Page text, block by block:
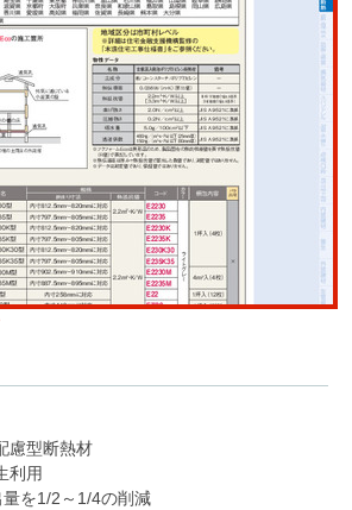
慮型断熱材
利用
を1/2～1/4の削減